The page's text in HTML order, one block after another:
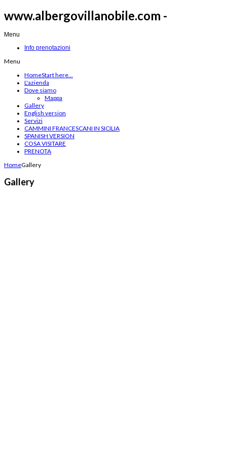
www.albergovillanobile.com -
Menu
Info prenotazioni
Menu
HomeStart here...
L'azienda
Dove siamo
Mappa
Gallery
English version
Servizi
CAMMINI FRANCESCANI IN SICILIA
SPANISH VERSION
COSA VISITARE
PRENOTA
HomeGallery
Gallery